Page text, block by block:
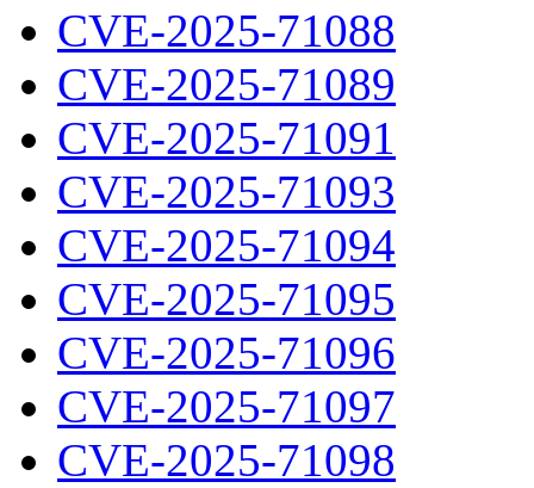
CVE-2025-71088
CVE-2025-71089
CVE-2025-71091
CVE-2025-71093
CVE-2025-71094
CVE-2025-71095
CVE-2025-71096
CVE-2025-71097
CVE-2025-71098